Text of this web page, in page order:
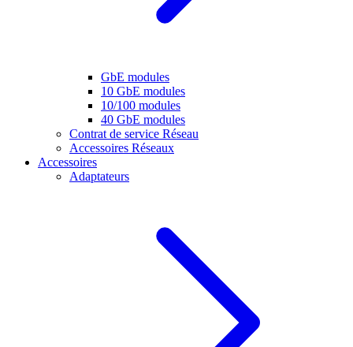
GbE modules
10 GbE modules
10/100 modules
40 GbE modules
Contrat de service Réseau
Accessoires Réseaux
Accessoires
Adaptateurs